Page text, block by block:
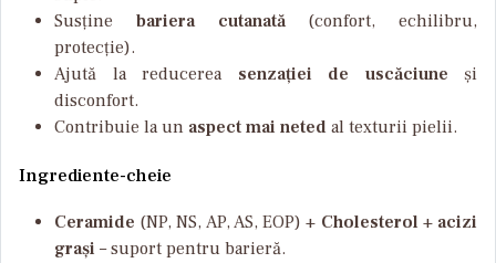
Susține bariera cutanată(confort, echilibru,
protecție).
Ajută la reducerea senzației de uscăciune și
disconfort.
Contribuie la un aspect mai neted al texturii pielii.
Ingrediente-cheie
Ceramide (NP, NS, AP, AS, EOP) + Cholesterol + acizi
grași – suport pentru barieră.